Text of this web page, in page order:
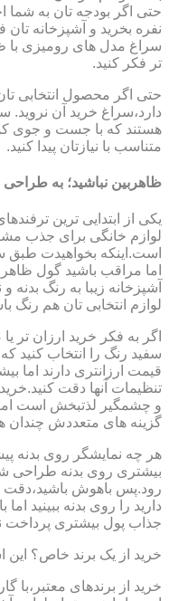
نفره بخرید و آشپزخانه
سراغ مدل های رومیزی با
تر فکر کنید.
حتی اگر محصول انتخابی
دارد،سراغ خرید آن نروید.
هستند که با جست و جوی
متناسب با نیازتان پیدا کنید.
ظاهربین نباشید؛ به طراحی
یکی از ابتدایی ترین
لوازم خانگی برای جذب
است.اینکه بخواهیدت طبق
اما مراقب باشید گول
آشپزخانه زیبا به رنگ
لوازم انتخابی تان هم رنگ
اگر به فکر خرید ارزان تر
قیمت ارزانتری دارند اما
تنظیمات آنها دقت
و چشمگیر لذتبخش است
گزینه های متعددش چندان
هر چه نمایشگر روی بدنه
بیشتری روی بدنه طراحی
رود.پس باهوش باشید،دقت
دارید را روی بدنه ببینید
جذاب پول بیشتری پرداخت
خرید از یک برند خاص؟ این
خرید از برندهای معتبر،با